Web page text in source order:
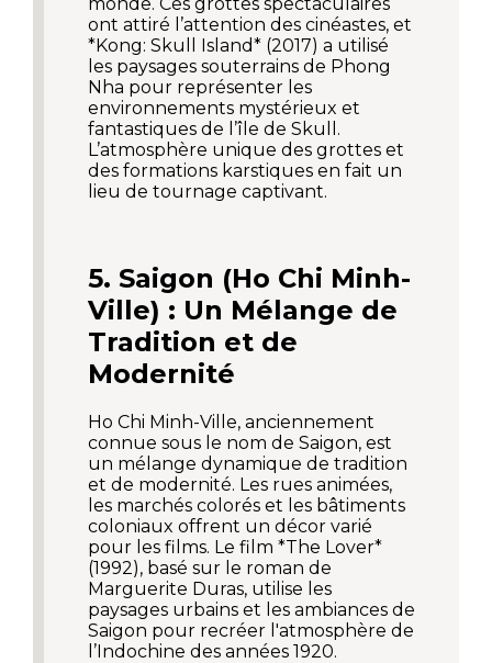
ont attiré l’attention des cinéastes, et
*Kong: Skull Island* (2017) a utilisé
les paysages souterrains de Phong
Nha pour représenter les
environnements mystérieux et
fantastiques de l’île de Skull.
L’atmosphère unique des grottes et
des formations karstiques en fait un
lieu de tournage captivant.
5. Saigon (Ho Chi Minh-
Ville) : Un Mélange de
Tradition et de
Modernité
Ho Chi Minh-Ville, anciennement
connue sous le nom de Saigon, est
un mélange dynamique de tradition
et de modernité. Les rues animées,
les marchés colorés et les bâtiments
coloniaux offrent un décor varié
pour les films. Le film *The Lover*
(1992), basé sur le roman de
Marguerite Duras, utilise les
paysages urbains et les ambiances de
Saigon pour recréer l'atmosphère de
l’Indochine des années 1920.